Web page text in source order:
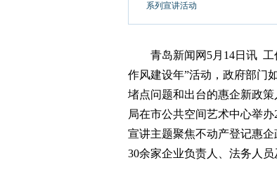
系列宣讲活动
青岛新闻网5月14日讯
作风建设年”活动，政府部门
堵点问题和出台的惠企新政
局在市公共空间艺术中心举
宣讲主题聚焦不动产登记惠
30余家企业负责人、法务人员